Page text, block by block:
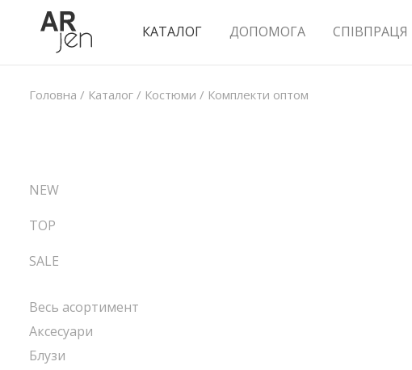
КАТАЛОГ ДОПОМОГА СПІВПРАЦЯ
Головна / Каталог / Костюми / Комплекти оптом
NEW
TOP
SALE
Весь асортимент
Аксесуари
Блузи